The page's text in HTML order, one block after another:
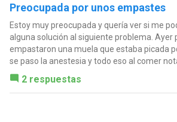
Preocupada por unos empastes
Estoy muy preocupada y quería ver si me
alguna solución al siguiente problema. Ayer
empastaron una muela que estaba picada
se paso la anestesia y todo eso al comer
2 respuestas